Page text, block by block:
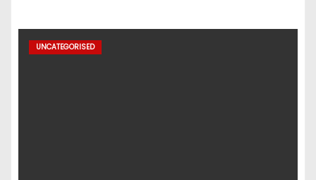
UNCATEGORISED